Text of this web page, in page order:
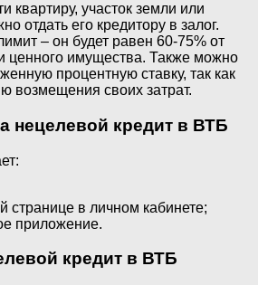
квартиру, участок земли или
отдать его кредитору в залог.
– он будет равен 60-75% от
ценного имущества. Также можно
процентную ставку, так как
возмещения своих затрат.
нецелевой кредит в ВТБ
странице в личном кабинете;
приложение.
кредит в ВТБ